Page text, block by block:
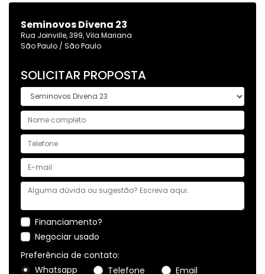
Seminovos Divena 23
Rua Joinville, 399, Vila Mariana
São Paulo / São Paulo
SOLICITAR PROPOSTA
Financiamento?
Negociar usado
Preferência de contato:
Whatsapp
Telefone Email